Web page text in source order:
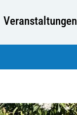
Veranstaltungen